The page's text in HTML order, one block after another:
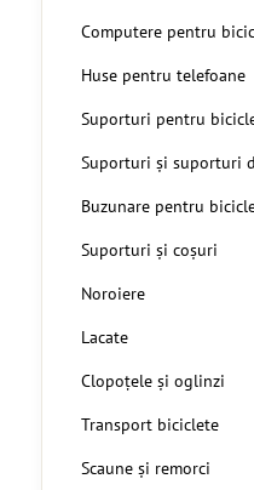
Computere pentru
Huse pentru telefoane
Suporturi pentru
Suporturi și suporturi
Buzunare pentru
Suporturi și coșuri
Noroiere
Lacate
Clopoțele și oglinzi
Transport biciclete
Scaune și remorci